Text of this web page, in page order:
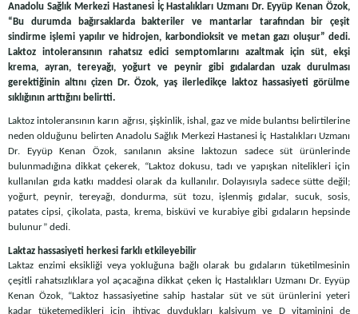
Anadolu Sağlık Merkezi Hastanesi İç Hastalıkları Uzmanı Dr. Eyyüp Kenan Özok,
“Bu durumda bağırsaklarda bakteriler ve mantarlar tarafından bir çeşit
sindirme işlemi yapılır ve hidrojen, karbondioksit ve metan gazı oluşur” dedi.
Laktoz intoleransının rahatsız edici semptomlarını azaltmak için süt, ekşi
krema, ayran, tereyağı, yoğurt ve peynir gibi gıdalardan uzak durulması
gerektiğinin altını çizen Dr. Özok, yaş ilerledikçe laktoz hassasiyeti görülme
sıklığının arttığını belirtti.
Laktoz intoleransının karın ağrısı, şişkinlik, ishal, gaz ve mide bulantısı belirtilerine
neden olduğunu belirten Anadolu Sağlık Merkezi Hastanesi İç Hastalıkları Uzmanı
Dr. Eyyüp Kenan Özok, sanılanın aksine laktozun sadece süt ürünlerinde
bulunmadığına dikkat çekerek, “Laktoz dokusu, tadı ve yapışkan nitelikleri için
kullanılan gıda katkı maddesi olarak da kullanılır. Dolayısıyla sadece sütte değil;
yoğurt, peynir, tereyağı, dondurma, süt tozu, işlenmiş gıdalar, sucuk, sosis,
patates cipsi, çikolata, pasta, krema, bisküvi ve kurabiye gibi gıdaların hepsinde
bulunur” dedi.
Laktaz hassasiyeti herkesi farklı etkileyebilir
Laktaz enzimi eksikliği veya yokluğuna bağlı olarak bu gıdaların tüketilmesinin
çeşitli rahatsızlıklara yol açacağına dikkat çeken İç Hastalıkları Uzmanı Dr. Eyyüp
Kenan Özok, “Laktoz hassasiyetine sahip hastalar süt ve süt ürünlerini yeteri
kadar tüketemedikleri için ihtiyaç duydukları kalsiyum ve D vitaminini de